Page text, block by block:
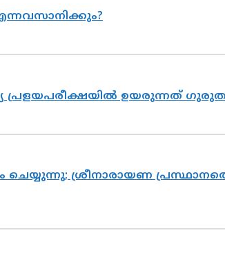
പ്രളയപരീക്ഷയിൽ ഉയരുന്നത്
ശ്രീനാരായണ